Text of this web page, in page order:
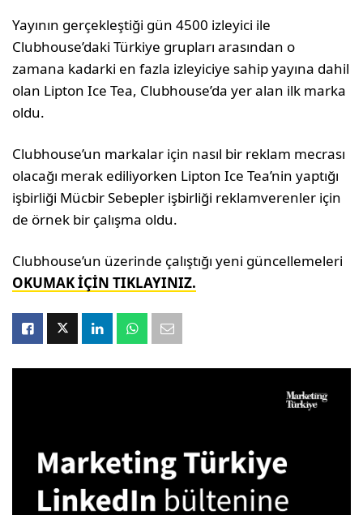
Yayının gerçekleştiği gün 4500 izleyici ile
Clubhouse’daki Türkiye grupları arasından o
zamana kadarki en fazla izleyiciye sahip yayına dahil
olan Lipton Ice Tea, Clubhouse’da yer alan ilk marka
oldu.
Clubhouse’un markalar için nasıl bir reklam mecrası
olacağı merak ediliyorken Lipton Ice Tea’nin yaptığı
işbirliği Mücbir Sebepler işbirliği reklamverenler için
de örnek bir çalışma oldu.
Clubhouse’un üzerinde çalıştığı yeni güncellemeleri
OKUMAK İÇİN TIKLAYINIZ.